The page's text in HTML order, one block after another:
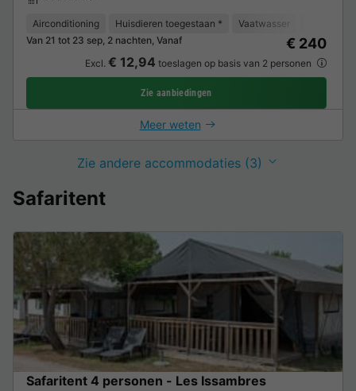
Airconditioning Huisdieren toegestaan * Vaatwasser
Van 21 tot 23 sep, 2 nachten, Vanaf
€ 240
Excl. € 12,94 toeslagen op basis van 2 personen
Zie aanbiedingen
Meer weten
Zie andere accommodaties (3)
Safaritent
Safaritent 4 personen - Les Issambres